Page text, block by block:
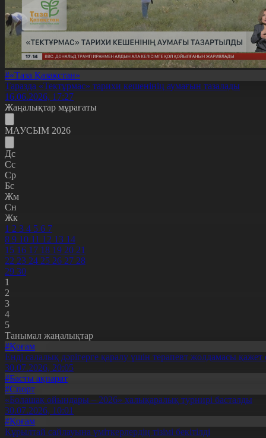
#«Таза Қазақстан»
Таразда «Тектұрмас» тарихи кешенінің аумағын тазалады
16.06.2026, 17:27
Жаңалықтар мұрағаты
МАУСЫМ 2026
Дс
Сс
Ср
Бс
Жм
Сн
Жк
1 2 3 4 5 6 7
8 9 10 11 12 13 14
15 16 17 18 19 20 21
22 23 24 25 26 27 28
29 30
1
2
3
4
5
Танымал жаңалықтар
#Қоғам
Енді салалық дәрігерге қаралу үшін терапевт жолдамасы қажет
30.07.2026, 20:05
#Басты ақпарат
#Спорт
«Болашақ ойындары – 2026» халықаралық турнирі басталды
30.07.2026, 10:01
#Қоғам
Құрылтай сайлауына үміткерлердің тізімі бекітілді